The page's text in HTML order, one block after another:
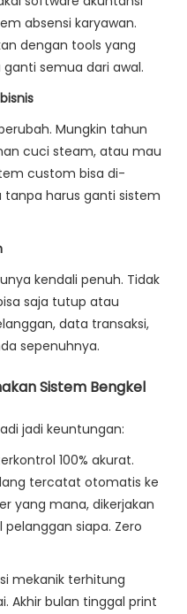
absensi karyawan.
dengan tools yang
semua dari awal.
Mungkin tahun
cuci steam, atau mau
custom bisa di-
tanpa harus ganti sistem
kendali penuh. Tidak
saja tutup atau
data transaksi,
sepenuhnya.
Sistem Bengkel
jadi keuntungan:
100% akurat.
tercatat otomatis ke
yang mana, dikerjakan
siapa. Zero
mekanik terhitung
Akhir bulan tinggal print